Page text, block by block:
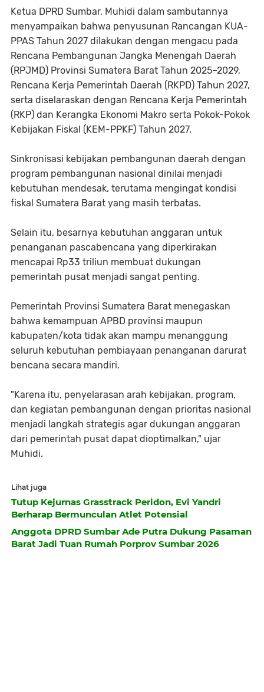
Ketua DPRD Sumbar, Muhidi dalam sambutannya
menyampaikan bahwa penyusunan Rancangan KUA-
PPAS Tahun 2027 dilakukan dengan mengacu pada
Rencana Pembangunan Jangka Menengah Daerah
(RPJMD) Provinsi Sumatera Barat Tahun 2025–2029,
Rencana Kerja Pemerintah Daerah (RKPD) Tahun 2027,
serta diselaraskan dengan Rencana Kerja Pemerintah
(RKP) dan Kerangka Ekonomi Makro serta Pokok-Pokok
Kebijakan Fiskal (KEM-PPKF) Tahun 2027.
Sinkronisasi kebijakan pembangunan daerah dengan
program pembangunan nasional dinilai menjadi
kebutuhan mendesak, terutama mengingat kondisi
fiskal Sumatera Barat yang masih terbatas.
Selain itu, besarnya kebutuhan anggaran untuk
penanganan pascabencana yang diperkirakan
mencapai Rp33 triliun membuat dukungan
pemerintah pusat menjadi sangat penting.
Pemerintah Provinsi Sumatera Barat menegaskan
bahwa kemampuan APBD provinsi maupun
kabupaten/kota tidak akan mampu menanggung
seluruh kebutuhan pembiayaan penanganan darurat
bencana secara mandiri.
"Karena itu, penyelarasan arah kebijakan, program,
dan kegiatan pembangunan dengan prioritas nasional
menjadi langkah strategis agar dukungan anggaran
dari pemerintah pusat dapat dioptimalkan," ujar
Muhidi.
Lihat juga
Tutup Kejurnas Grasstrack Peridon, Evi Yandri
Berharap Bermunculan Atlet Potensial
Anggota DPRD Sumbar Ade Putra Dukung Pasaman
Barat Jadi Tuan Rumah Porprov Sumbar 2026